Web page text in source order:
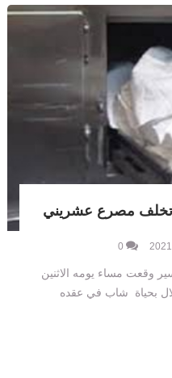
تخلف مصرع عشريني
0
وقعت مساء يومه الاثنين
بحياة شاب في عقده